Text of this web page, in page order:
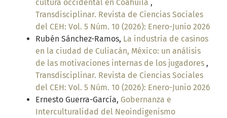
cultura occidental en Coahuila ,
Transdisciplinar. Revista de Ciencias Sociales
del CEH: Vol. 5 Núm. 10 (2026): Enero-Junio 2026
Rubén Sánchez-Ramos, La industria de casinos
en la ciudad de Culiacán, México: un análisis
de las motivaciones internas de los jugadores ,
Transdisciplinar. Revista de Ciencias Sociales
del CEH: Vol. 5 Núm. 10 (2026): Enero-Junio 2026
Ernesto Guerra-García, Gobernanza e
Interculturalidad del Neoindigenismo